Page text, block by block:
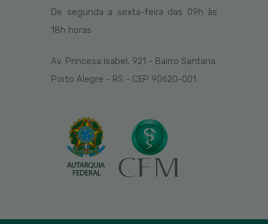
De segunda a sexta-feira das 09h às
18h horas
Av. Princesa Isabel, 921 - Bairro Santana
Porto Alegre - RS - CEP 90620-001